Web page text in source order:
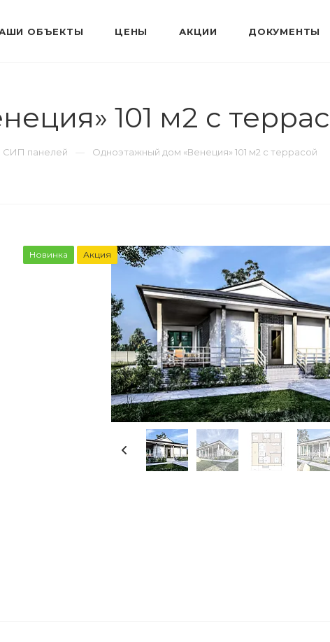
ОБЪЕКТЫ ЦЕНЫ АКЦИИ ДОКУМЕНТЫ
101 м2 с
СИП панелей Одноэтажный дом «Венеция» 101 м2 с террасой
Новинка Акция